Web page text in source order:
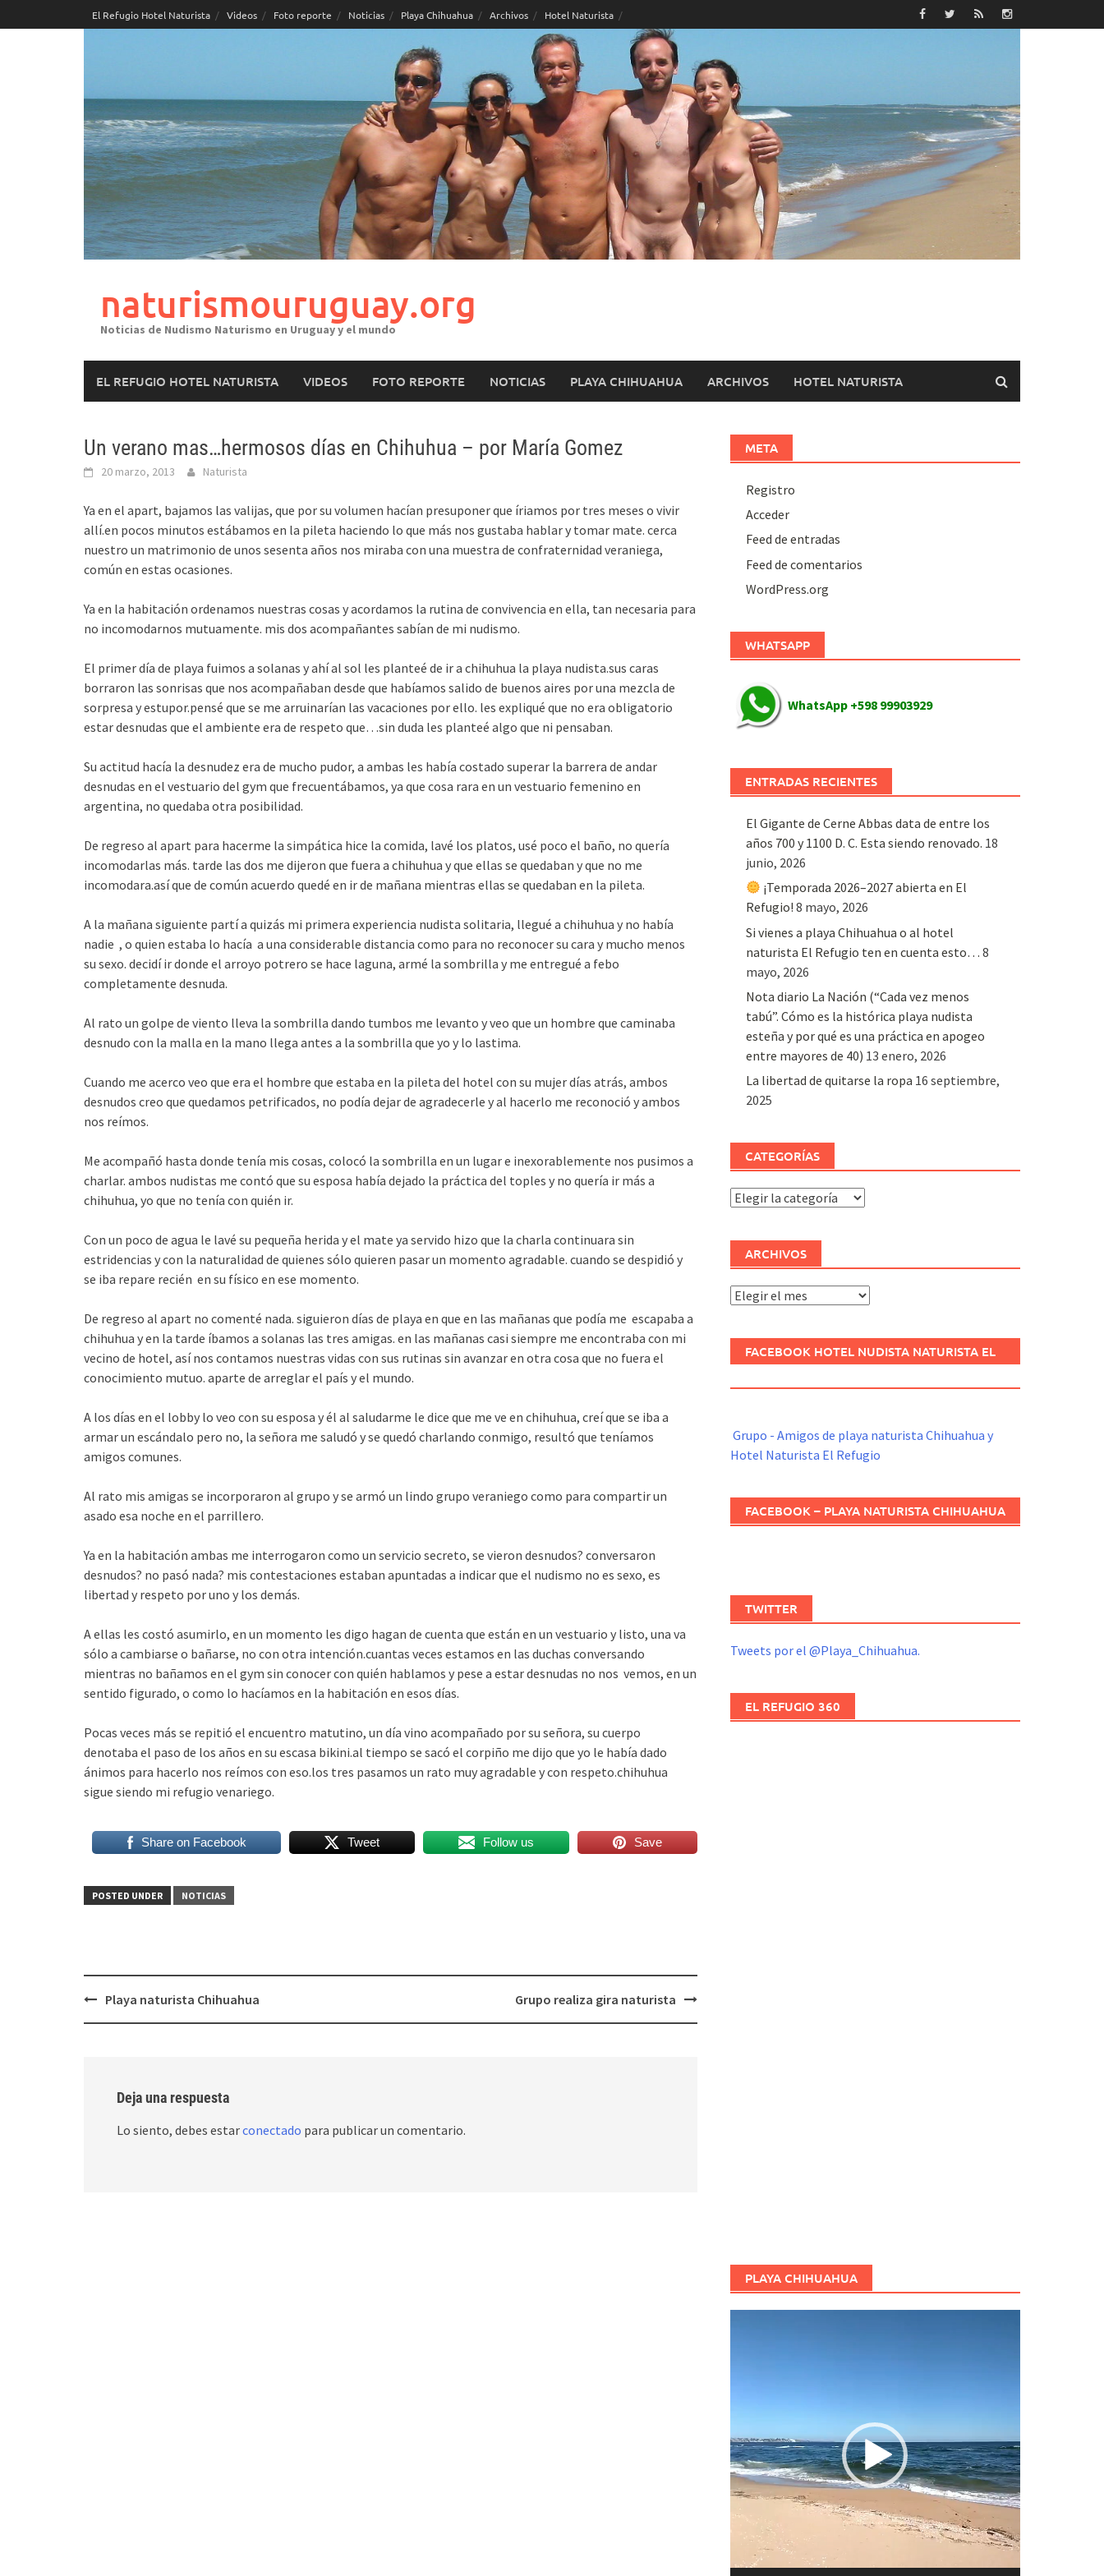
to
El Refugio Hotel Naturista Videos Foto reporte Noticias Playa Chihuahua Archivos Hotel Naturista
naturismouruguay.org
Noticias de Nudismo Naturismo en Uruguay y el mundo
EL REFUGIO HOTEL NATURISTA VIDEOS FOTO REPORTE NOTICIAS PLAYA CHIHUAHUA ARCHIVOS HOTEL NATURISTA
Un verano mas…hermosos días en Chihuhua – por María Gomez
20 marzo, 2013 Naturista
Ya en el apart, bajamos las valijas, que por su volumen hacían presuponer que íriamos por tres meses o vivir
allí.en pocos minutos estábamos en la pileta haciendo lo que más nos gustaba hablar y tomar mate. cerca
nuestro un matrimonio de unos sesenta años nos miraba con una muestra de confraternidad veraniega,
común en estas ocasiones.
Ya en la habitación ordenamos nuestras cosas y acordamos la rutina de convivencia en ella, tan necesaria para
no incomodarnos mutuamente. mis dos acompañantes sabían de mi nudismo.
El primer día de playa fuimos a solanas y ahí al sol les planteé de ir a chihuhua la playa nudista.sus caras
borraron las sonrisas que nos acompañaban desde que habíamos salido de buenos aires por una mezcla de
sorpresa y estupor.pensé que se me arruinarían las vacaciones por ello. les expliqué que no era obligatorio
estar desnudas que el ambiente era de respeto que…sin duda les planteé algo que ni pensaban.
Su actitud hacía la desnudez era de mucho pudor, a ambas les había costado superar la barrera de andar
desnudas en el vestuario del gym que frecuentábamos, ya que cosa rara en un vestuario femenino en
argentina, no quedaba otra posibilidad.
De regreso al apart para hacerme la simpática hice la comida, lavé los platos, usé poco el baño, no quería
incomodarlas más. tarde las dos me dijeron que fuera a chihuhua y que ellas se quedaban y que no me
incomodara.así que de común acuerdo quedé en ir de mañana mientras ellas se quedaban en la pileta.
A la mañana siguiente partí a quizás mi primera experiencia nudista solitaria, llegué a chihuhua y no había
nadie , o quien estaba lo hacía a una considerable distancia como para no reconocer su cara y mucho menos
su sexo. decidí ir donde el arroyo potrero se hace laguna, armé la sombrilla y me entregué a febo
completamente desnuda.
Al rato un golpe de viento lleva la sombrilla dando tumbos me levanto y veo que un hombre que caminaba
desnudo con la malla en la mano llega antes a la sombrilla que yo y lo lastima.
Cuando me acerco veo que era el hombre que estaba en la pileta del hotel con su mujer días atrás, ambos
desnudos creo que quedamos petrificados, no podía dejar de agradecerle y al hacerlo me reconoció y ambos
nos reímos.
Me acompañó hasta donde tenía mis cosas, colocó la sombrilla en un lugar e inexorablemente nos pusimos a
charlar. ambos nudistas me contó que su esposa había dejado la práctica del toples y no quería ir más a
chihuhua, yo que no tenía con quién ir.
Con un poco de agua le lavé su pequeña herida y el mate ya servido hizo que la charla continuara sin
estridencias y con la naturalidad de quienes sólo quieren pasar un momento agradable. cuando se despidió y
se iba repare recién en su físico en ese momento.
De regreso al apart no comenté nada. siguieron días de playa en que en las mañanas que podía me escapaba a
chihuhua y en la tarde íbamos a solanas las tres amigas. en las mañanas casi siempre me encontraba con mi
vecino de hotel, así nos contamos nuestras vidas con sus rutinas sin avanzar en otra cosa que no fuera el
conocimiento mutuo. aparte de arreglar el país y el mundo.
A los días en el lobby lo veo con su esposa y él al saludarme le dice que me ve en chihuhua, creí que se iba a
armar un escándalo pero no, la señora me saludó y se quedó charlando conmigo, resultó que teníamos
amigos comunes.
Al rato mis amigas se incorporaron al grupo y se armó un lindo grupo veraniego como para compartir un
asado esa noche en el parrillero.
Ya en la habitación ambas me interrogaron como un servicio secreto, se vieron desnudos? conversaron
desnudos? no pasó nada? mis contestaciones estaban apuntadas a indicar que el nudismo no es sexo, es
libertad y respeto por uno y los demás.
A ellas les costó asumirlo, en un momento les digo hagan de cuenta que están en un vestuario y listo, una va
sólo a cambiarse o bañarse, no con otra intención.cuantas veces estamos en las duchas conversando
mientras no bañamos en el gym sin conocer con quién hablamos y pese a estar desnudas no nos vemos, en un
sentido figurado, o como lo hacíamos en la habitación en esos días.
Pocas veces más se repitió el encuentro matutino, un día vino acompañado por su señora, su cuerpo
denotaba el paso de los años en su escasa bikini.al tiempo se sacó el corpiño me dijo que yo le había dado
ánimos para hacerlo nos reímos con eso.los tres pasamos un rato muy agradable y con respeto.chihuhua
sigue siendo mi refugio venariego.
Share on Facebook Tweet Follow us Save
POSTED UNDER NOTICIAS
PostPlaya naturista Chihuahua Grupo realiza gira naturista
Deja una respuesta
Lo siento, debes estarconectado para publicar un comentario.
META
Registro
Acceder
Feed de entradas
Feed de comentarios
WordPress.org
WHATSAPP
WhatsApp +598 99903929
ENTRADAS RECIENTES
El Gigante de Cerne Abbas data de entre los
años 700 y 1100 D. C. Esta siendo renovado. 18
junio, 2026
¡Temporada 2026–2027 abierta en El
Refugio! 8 mayo, 2026
Si vienes a playa Chihuahua o al hotel
naturista El Refugio ten en cuenta esto… 8
mayo, 2026
Nota diario La Nación (“Cada vez menos
tabú”. Cómo es la histórica playa nudista
esteña y por qué es una práctica en apogeo
entre mayores de 40) 13 enero, 2026
La libertad de quitarse la ropa 16 septiembre,
2025
CATEGORÍAS
Categorías
ARCHIVOS
Archivos
FACEBOOK HOTEL NUDISTA NATURISTA EL
Grupo - Amigos de playa naturista Chihuahua y
Hotel Naturista El Refugio
FACEBOOK – PLAYA NATURISTA CHIHUAHUA
TWITTER
Tweets por el @Playa_Chihuahua.
EL REFUGIO 360
PLAYA CHIHUAHUA